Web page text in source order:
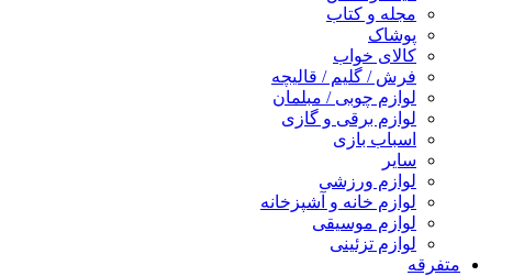
مجله و کتاب
پوشاک
کالای خواب
فرش / گلیم / قالیچه
لوازم چوبی / مبلمان
لوازم برقی و گازی
اسباب بازی
سایر
لوازم ورزشی
لوازم خانه و آشپزخانه
لوازم موسیقی
لوازم تزئینی
متفرقه